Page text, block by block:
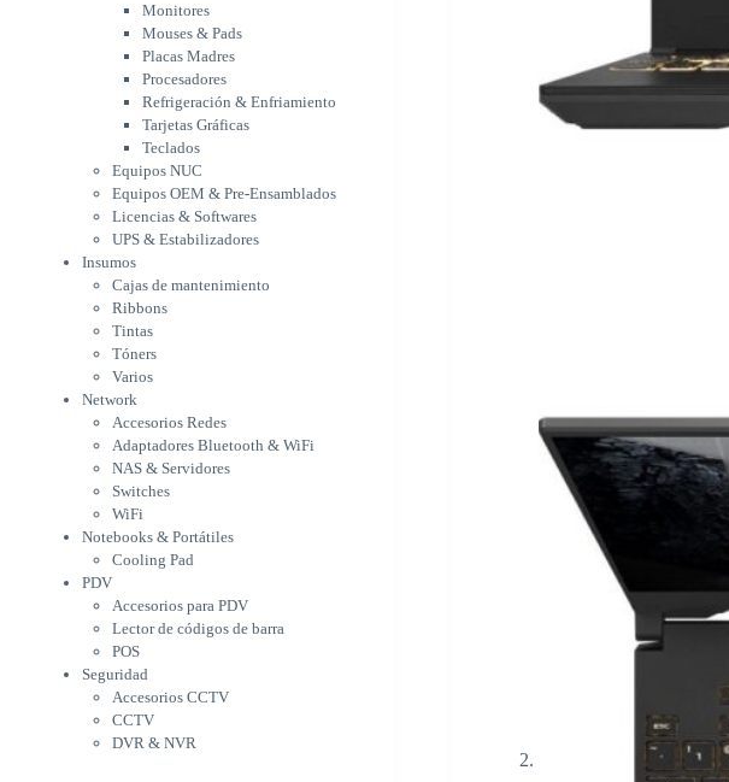
Teclados
Equipos NUC
Equipos OEM & Pre-
Ensamblados
Licencias & Softwares
UPS & Estabilizadores
Insumos
Cajas de mantenimiento
Ribbons
Tintas
Tóners
Varios
Network
Accesorios Redes
Adaptadores Bluetooth &
WiFi
NAS & Servidores
Switches
WiFi
Notebooks & Portátiles
Cargador para notebook
Cooling Pad
PDV
Accesorios para PDV
POS
Seguridad
Accesorios CCTV
CCTV
DVR & NVR
Sin categorizar
Monitores
Mouses & Pads
Placas Madres
Procesadores
Refrigeración & Enfriamiento
Tarjetas Gráficas
Teclados
Equipos NUC
Equipos OEM & Pre-Ensamblados
Licencias & Softwares
UPS & Estabilizadores
Insumos
Cajas de mantenimiento
Ribbons
Tintas
Tóners
Varios
Network
Accesorios Redes
Adaptadores Bluetooth & WiFi
NAS & Servidores
Switches
WiFi
Notebooks & Portátiles
Cooling Pad
PDV
Accesorios para PDV
Lector de códigos de barra
POS
Seguridad
Accesorios CCTV
CCTV
DVR & NVR